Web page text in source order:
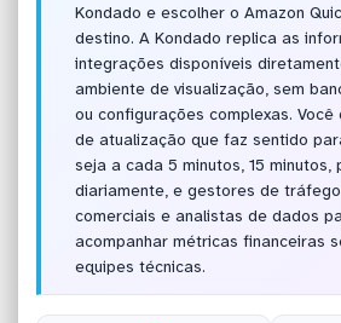
Kondado e escolher o Amazon
destino. A Kondado replica as
integrações disponíveis
ambiente de visualização, sem
ou configurações complexas.
de atualização que faz sentido
seja a cada 5 minutos, 15 minutos,
diariamente, e gestores de
comerciais e analistas de dados
acompanhar métricas financeiras
equipes técnicas.